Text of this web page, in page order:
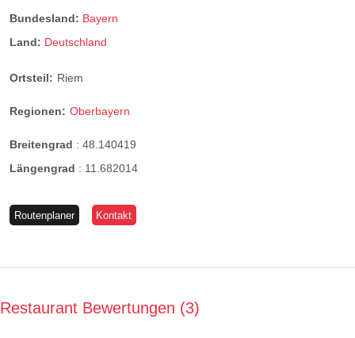
Bundesland: Bayern
Land: Deutschland
Ortsteil: Riem
Regionen: Oberbayern
Breitengrad : 48.140419
Längengrad : 11.682014
Routenplaner Kontakt
Restaurant Bewertungen 3